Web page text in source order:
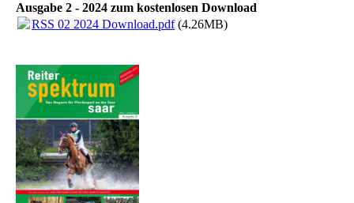
Ausgabe 2 - 2024 zum kostenlosen Download
RSS 02 2024 Download.pdf(4.26MB)